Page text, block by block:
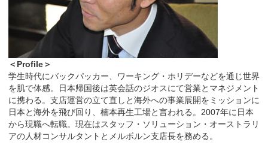
＜Profile＞
学生時代にバックパッカー、ワーキング・ホリデーなどを通じ世界
を肌で体感。日本帰国後は英会話のジオスにて営業とマネジメント
に携わる。支店運営の立て直しと海外への事業展開をミッションに
日本と海外を飛び回り、楠本再生工場と言われる。2007年に日本
から現職へ転職。現在はスタッフ・ソリューション・オーストラリ
アの人材コンサルタントとメルボルン支店長を務める。